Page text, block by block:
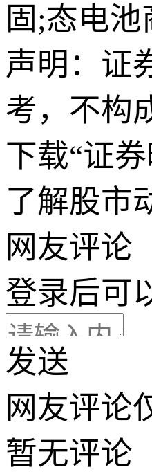
固;态电
声明：证
考，不构
下载“证
了解股市
网友评论
登录后可
发送
网友评论
暂无评论